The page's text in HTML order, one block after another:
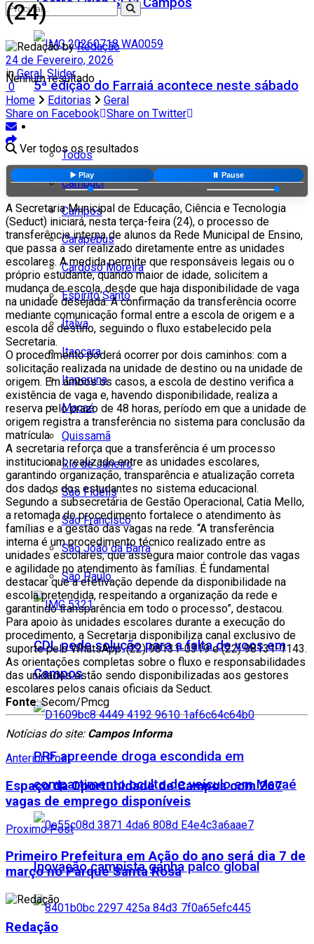
Teatro Firjan SESI Campos
5ª edição do Farraiá acontece neste sábado
Todos
Cambuci
Campos
Carapebus
Cardoso Moreira
Espírito Santo
Italva
Itaocara
Itaperuna
Macaé
Quissamã
Rio de Janeiro
São Fidélis
São Francisco
São João da Barra
São Paulo
CDL pede solução para a falta de voos em
Campos
PRF apreende droga escondida em
compartimento oculto de veículo em Macaé
Inovação campista ganha palco global
Nenhum resultado
Ver todos os resultados
(24)
by Redação
24 de Fevereiro, 2026
in Geral,Slider
0
Home
Editorias
Geral
Share on Facebook Share on Twitter
▶️ Play ⏸️ Pause
Velocidade:
A Secretaria Municipal de Educação, Ciência e Tecnologia
(Seduct) iniciará, nesta terça-feira (24), o processo de
transferência interna de alunos da Rede Municipal de Ensino,
que passa a ser realizado diretamente entre as unidades
escolares. A medida permite que responsáveis legais ou o
próprio estudante, quando maior de idade, solicitem a
mudança de escola, desde que haja disponibilidade de vaga
na unidade desejada. A confirmação da transferência ocorre
mediante comunicação formal entre a escola de origem e a
escola de destino, seguindo o fluxo estabelecido pela
Secretaria.
O procedimento poderá ocorrer por dois caminhos: com a
solicitação realizada na unidade de destino ou na unidade de
origem. Em ambos os casos, a escola de destino verifica a
existência de vaga e, havendo disponibilidade, realiza a
reserva pelo prazo de 48 horas, período em que a unidade de
origem registra a transferência no sistema para conclusão da
matrícula.
A secretaria reforça que a transferência é um processo
institucional, realizado entre as unidades escolares,
garantindo organização, transparência e atualização correta
dos dados dos estudantes no sistema educacional.
Segundo a subsecretária de Gestão Operacional, Catia Mello,
a retomada do procedimento fortalece o atendimento às
famílias e a gestão das vagas na rede. “A transferência
interna é um procedimento técnico realizado entre as
unidades escolares, que assegura maior controle das vagas
e agilidade no atendimento às famílias. É fundamental
destacar que a efetivação depende da disponibilidade na
escola pretendida, respeitando a organização da rede e
garantindo transparência em todo o processo”, destacou.
Para apoio às unidades escolares durante a execução do
procedimento, a Secretaria disponibiliza canal exclusivo de
suporte pelo WhatsApp: (22) 98131-0319 e (22) 98131-1143.
As orientações completas sobre o fluxo e responsabilidades
das unidades estão sendo disponibilizadas aos gestores
escolares pelos canais oficiais da Seduct.
Fonte: Secom/Pmcg
Notícias do site: Campos Informa
Anterior Post
Espaço da Oportunidade de Campos com 267
vagas de emprego disponíveis
Proximo Post
Primeiro Prefeitura em Ação do ano será dia 7 de
março no Parque Santa Rosa
Redação